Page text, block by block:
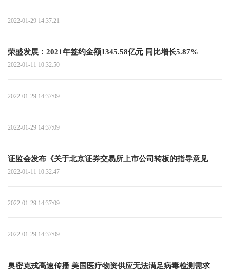
2022-01-29 14:37:21
荣盛发展：2021年签约金额1345.58亿元 同比增长5.87%
2022-01-11 10:32:50
2022-01-29 14:37:09
2022-01-29 14:37:09
证监会发布《关于北京证券交易所上市公司转板的指导意见
2022-01-11 10:32:47
2022-01-29 14:37:09
2022-01-29 14:37:09
奥密克戎高速传播 美国医疗物资供应无法满足病毒检测需求